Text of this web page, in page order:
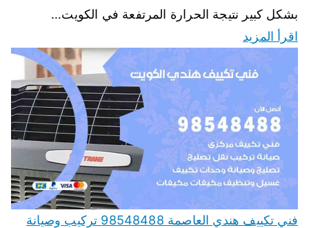
بشكل كبير نتيجة الحرارة المرتفعة في الكويت…
اقرأ المزيد
فني تكييف هندي العاصمة 98548488 تركيب وصيانة